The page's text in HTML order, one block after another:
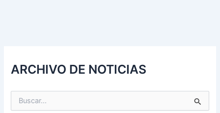
ARCHIVO DE NOTICIAS